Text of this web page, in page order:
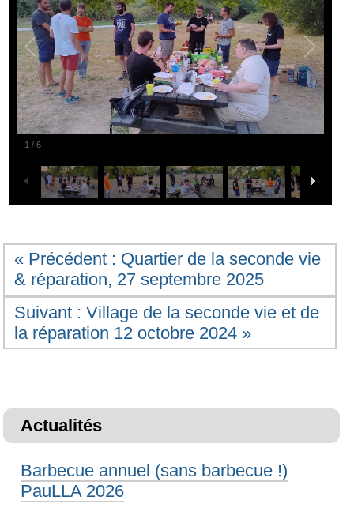
1 / 6
« Précédent : Quartier de la seconde vie
& réparation, 27 septembre 2025
Suivant : Village de la seconde vie et de
la réparation 12 octobre 2024 »
Actualités
Barbecue annuel (sans barbecue !)
PauLLA 2026